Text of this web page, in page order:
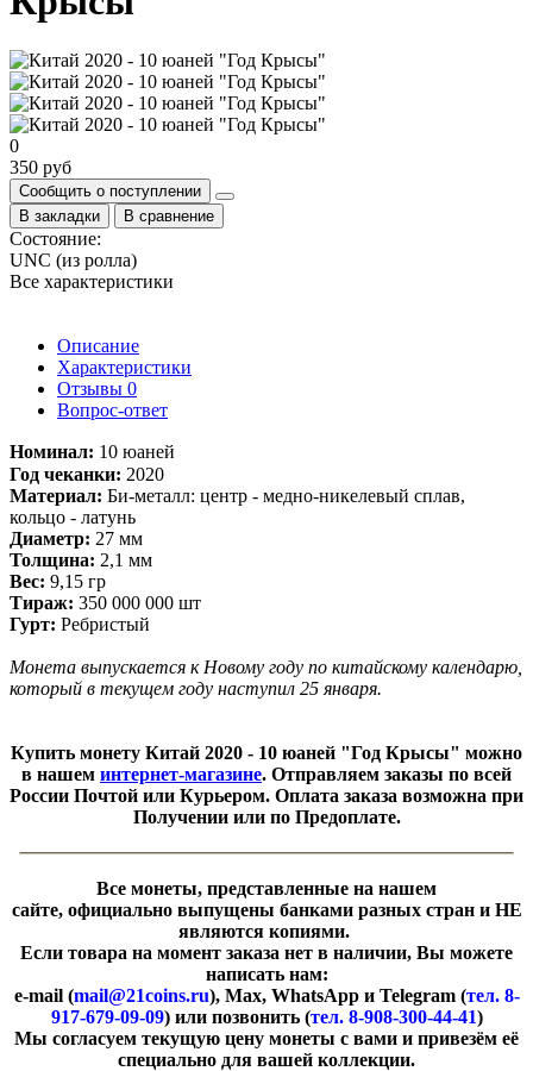
0
350 руб
Сообщить о поступлении
В закладки
В сравнение
Состояние:
UNC (из ролла)
Все характеристики
Описание
Характеристики
Отзывы 0
Вопрос-ответ
Номинал: 10 юаней
Год чеканки: 2020
Материал: Би-металл: центр - медно-никелевый сплав,
кольцо - латунь
Диаметр: 27 мм
Толщина: 2,1 мм
Вес: 9,15 гр
Тираж: 350 000 000 шт
Гурт: Ребристый
Монета выпускается к Новому году по китайскому календарю,
который в текущем году наступил 25 января.
Купить монету Китай 2020 - 10 юаней "Год Крысы" можно
в нашем интернет-магазине. Отправляем заказы по всей
России Почтой или Курьером. Оплата заказа возможна при
Получении или по Предоплате.
Все монеты, представленные на нашем
сайте, официально выпущены банками разных стран и НЕ
являются копиями.
Если товара на момент заказа нет в наличии, Вы можете
написать нам:
e-mail (mail@21coins.ru), Max, WhatsApp и Telegram (тел. 8-
917-679-09-09) или позвонить (тел. 8-908-300-44-41)
​Мы согласуем текущую цену монеты с вами и привезём её
специально для вашей коллекции.